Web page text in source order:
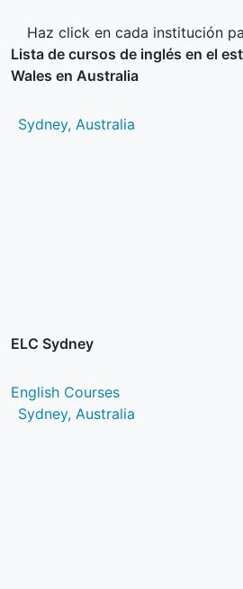
Haz click en cada institución
Lista de cursos de inglés en el
Wales en Australia
Sydney, Australia
ELC Sydney
English Courses
Sydney, Australia